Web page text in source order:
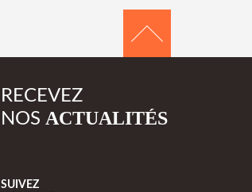
RECEVEZ
NOS ACTUALITÉS
SUIVEZ